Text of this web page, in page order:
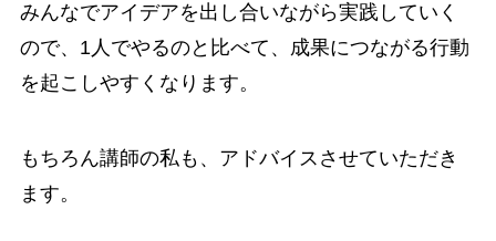
みんなでアイデアを出し合いながら実践していく
ので、1人でやるのと比べて、成果につながる行動
を起こしやすくなります。
もちろん講師の私も、アドバイスさせていただき
ます。